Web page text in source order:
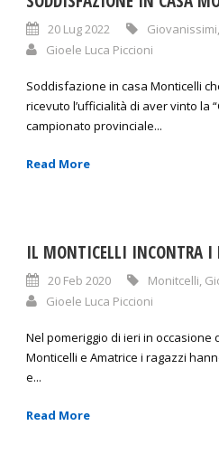
20 Lug 2022 Giovanissimi,
Gioele Luca Piccioni
Soddisfazione in casa Monticelli
ricevuto l’ufficialità di aver vinto la
campionato provinciale...
Read More
IL MONTICELLI INCONTRA I
20 Feb 2020 Monitcelli,
Gioele Luca Piccioni
Nel pomeriggio di ieri in occasione
Monticelli e Amatrice i ragazzi
e...
Read More